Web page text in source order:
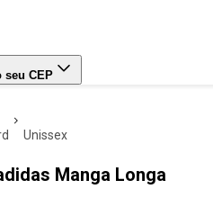
seu CEP
unissex
Manga Longa